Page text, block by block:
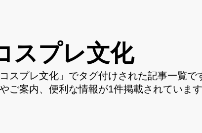
スプレ文化
スプレ文化」でタグ付けされた記事一覧
ご案内、便利な情報が1件掲載されています